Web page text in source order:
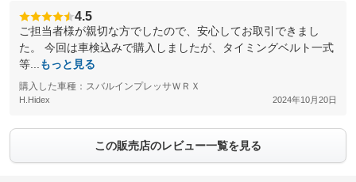
4.5
ご担当者様が親切な方でしたので、安心してお取引できまし
た。 今回は車検込みで購入しましたが、タイミングベルト一式
等...
もっと見る
購入した車種：スバルインプレッサＷＲＸ
H.Hidex 2024年10月20日
この販売店のレビュー一覧を見る